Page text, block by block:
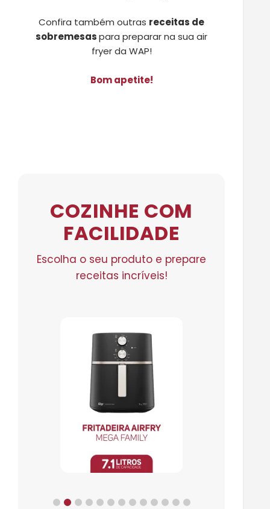
Confira também outras receitas de
sobremesaspara preparar na sua air
fryer da WAP!
Bom apetite!
COZINHE COM
FACILIDADE
Escolha o seu produto e prepare
receitas incríveis!